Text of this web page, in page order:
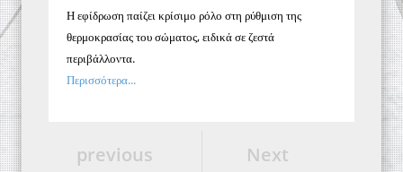
Η εφίδρωση παίζει κρίσιμο ρόλο στη ρύθμιση της
θερμοκρασίας του σώματος, ειδικά σε ζεστά
περιβάλλοντα.
Περισσότερα...
Next
previous